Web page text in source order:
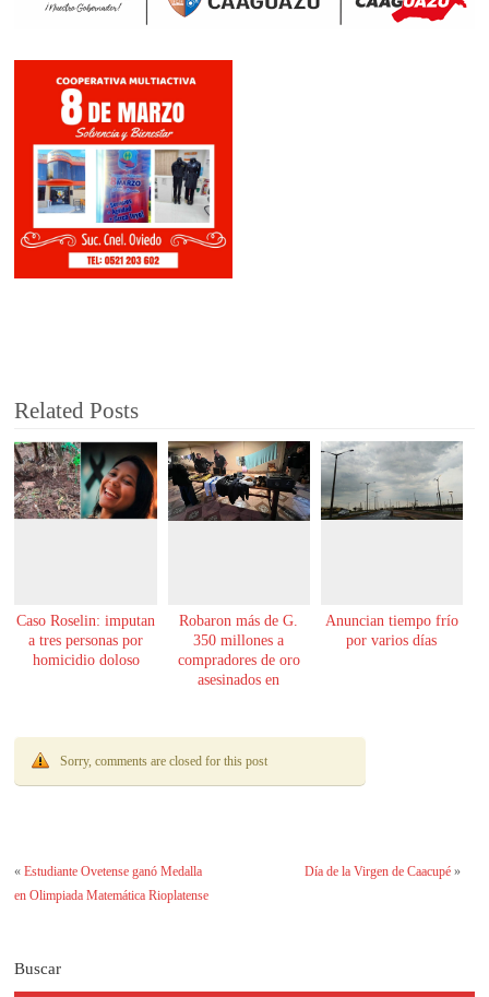
Related Posts
Caso Roselin: imputan
a tres personas por
homicidio doloso
Robaron más de G.
350 millones a
compradores de oro
asesinados en
Anuncian tiempo frío
por varios días
Sorry, comments are closed for this post
«Estudiante Ovetense ganó Medalla
en Olimpiada Matemática Rioplatense
Día de la Virgen de Caacupé»
Buscar